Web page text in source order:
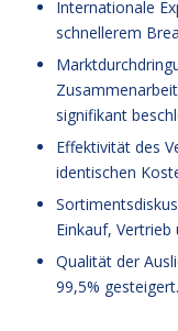
Internationale
schnellerem
signifikant
Effektivität des
identischen
Einkauf,
Qualität der
99,5% gesteigert.